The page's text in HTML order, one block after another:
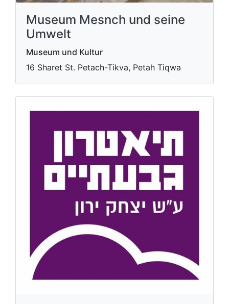
Museum Mesnch und seine
Umwelt
Museum und Kultur
16 Sharet St. Petach-Tikva, Petah Tiqwa